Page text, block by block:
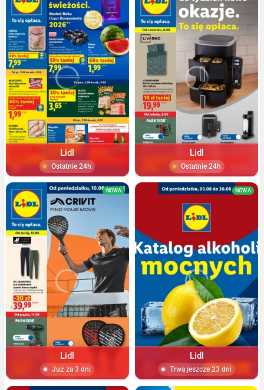
Lidl
Ostatnie 24h
Lidl
Ostatnie 24h
NOWA
Lidl
Już za 3 dni
NOWA
Lidl
Trwa jeszcze 23 dni